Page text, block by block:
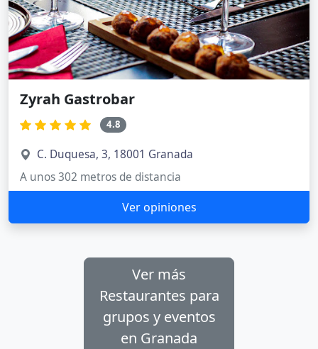
Zyrah Gastrobar
4.8
C. Duquesa, 3, 18001 Granada
A unos 302 metros de distancia
Ver opiniones
Ver más
Restaurantes para
grupos y eventos
en Granada